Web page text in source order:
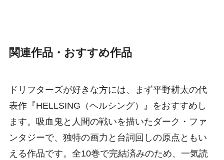
関連作品・おすすめ作品
ドリフターズが好きな方には、まず平野耕太の代
表作『HELLSING（ヘルシング）』をおすすめし
ます。吸血鬼と人間の戦いを描いたダーク・ファ
ンタジーで、独特の画力と台詞回しの原点ともい
える作品です。全10巻で完結済みのため、一気読